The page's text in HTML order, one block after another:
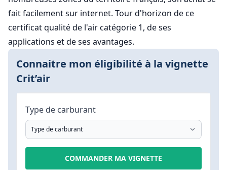
fait facilement sur internet. Tour d'horizon de ce
certificat qualité de l'air catégorie 1, de ses
applications et de ses avantages.
Connaitre mon éligibilité à la vignette
Crit’air
Type de carburant
COMMANDER MA VIGNETTE